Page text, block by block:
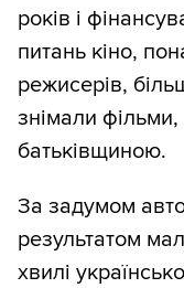
років і
питань кіно,
режисерів,
знімали
батьківщиною.
За задумом
результатом
хвилі